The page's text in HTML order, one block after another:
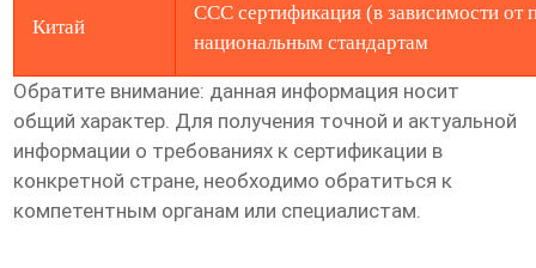
Китай
CCC сертификация (в зависимости от
национальным стандартам
Обратите внимание: данная информация носит
общий характер. Для получения точной и актуальной
информации о требованиях к сертификации в
конкретной стране, необходимо обратиться к
компетентным органам или специалистам.